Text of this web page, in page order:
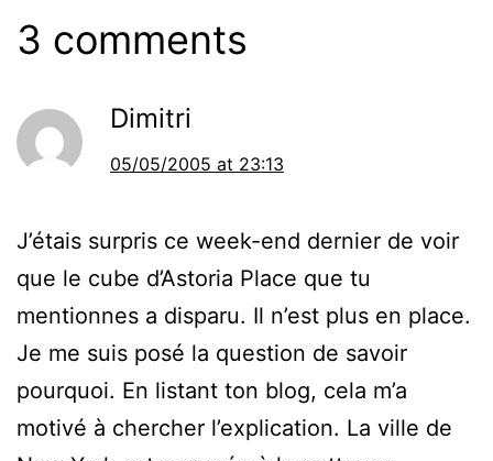
3 comments
Dimitri
05/05/2005 at 23:13
J’étais surpris ce week-end dernier de voir
que le cube d’Astoria Place que tu
mentionnes a disparu. Il n’est plus en place.
Je me suis posé la question de savoir
pourquoi. En listant ton blog, cela m’a
motivé à chercher l’explication. La ville de